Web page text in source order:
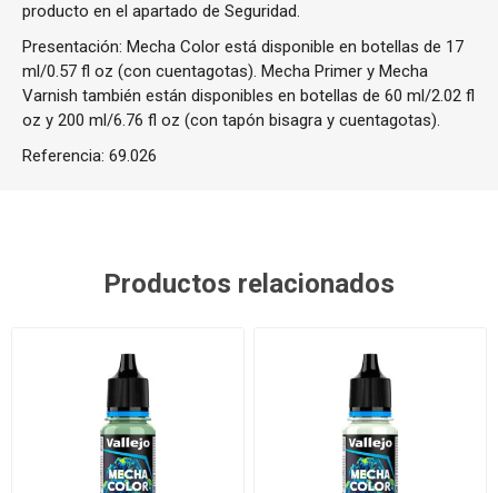
producto en el apartado de Seguridad.
Presentación: Mecha Color está disponible en botellas de 17
ml/0.57 fl oz (con cuentagotas). Mecha Primer y Mecha
Varnish también están disponibles en botellas de 60 ml/2.02 fl
oz y 200 ml/6.76 fl oz (con tapón bisagra y cuentagotas).
Referencia: 69.026
Productos relacionados